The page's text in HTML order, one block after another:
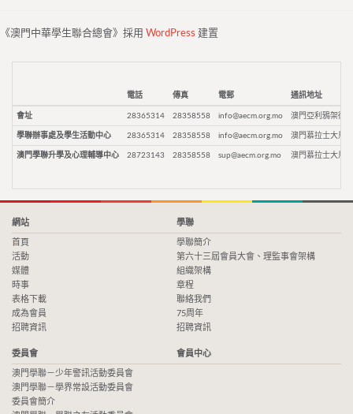
《澳門中華學生聯合總會》採用 WordPress 建置
電話 傳真 電郵 通訊地址
會址 28365314 28358558 info@aecm.org.mo 澳門亞利鴉架街9
學聯辦事處及學生活動中心 28365314 28358558 info@aecm.org.mo 澳門慕拉士大馬
澳門學聯升學及心理輔導中心 28723143 28358558 sup@aecm.org.mo 澳門慕拉士大馬
網站
首頁
活動
媒體
時事
表格下載
成為會員
招聘資訊
學聯
學聯簡介
第六十三屆會員大會、理監事會架構
組織架構
章程
聯絡我們
75周年
招聘資訊
委員會
澳門學聯－少年警訊活動委員會
澳門學聯－學界常設活動委員會
委員會簡介
會員中心